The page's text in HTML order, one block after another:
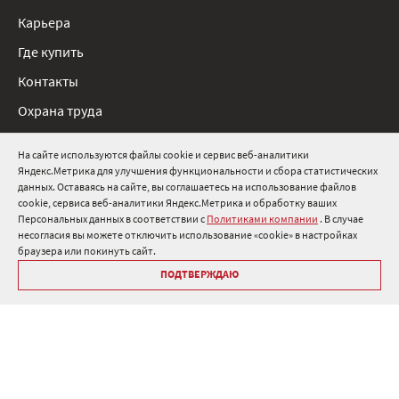
На сайте используются файлы cookie и сервис веб-аналитики
Яндекс.Метрика для улучшения функциональности и сбора статистических
данных. Оставаясь на сайте, вы соглашаетесь на использование файлов
cookie, сервиса веб-аналитики Яндекс.Метрика и обработку ваших
Персональных данных в соответствии с Политиками компании . В случае
несогласия вы можете отключить использование «cookie» в настройках
браузера или покинуть сайт.
ПОДТВЕРЖДАЮ
8 800 511 91 82
info@onduline.ru
Россия Беларусь Казахстан
Карьера
Где купить
Контакты
Охрана труда